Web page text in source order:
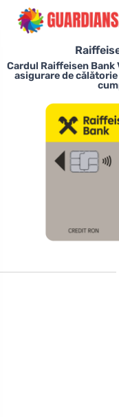
Cardul Raiffeisen
asigurare de